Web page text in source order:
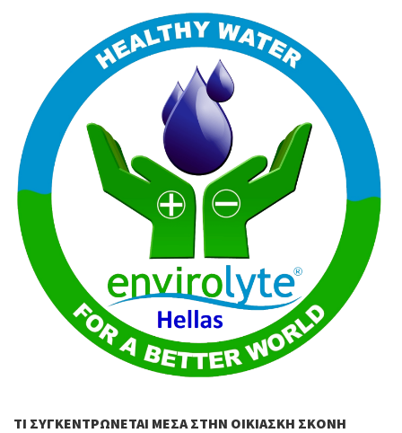
ΤΙ ΣΥΓΚΕΝΤΡΏΝΕΤΑΙ ΜΈΣΑ ΣΤΗΝ ΟΙΚΙΑΣΚΉ ΣΚΌΝΗ